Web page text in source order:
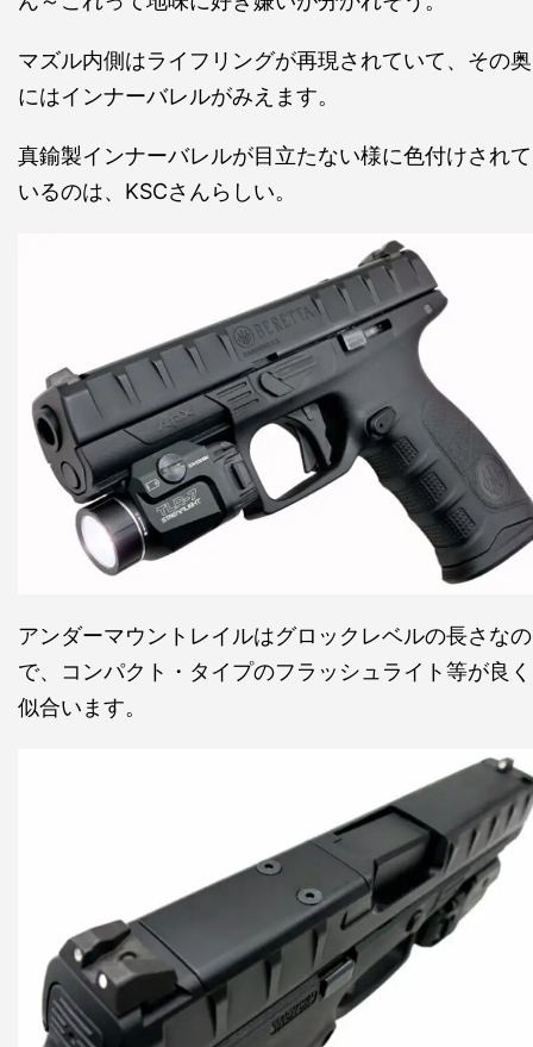
マズル内側はライフリングが再現されていて、その奥
にはインナーバレルがみえます。
真鍮製インナーバレルが目立たない様に色付けされて
いるのは、KSCさんらしい。
アンダーマウントレイルはグロックレベルの長さなの
で、コンパクト・タイプのフラッシュライト等が良く
似合います。